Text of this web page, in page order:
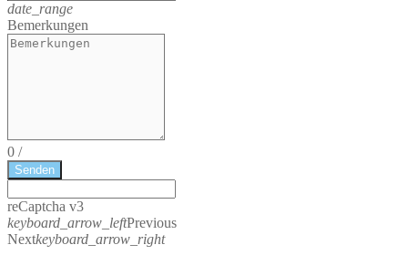
date_range
Bemerkungen
0 /
Senden
reCaptcha v3
keyboard_arrow_leftPrevious
Nextkeyboard_arrow_right